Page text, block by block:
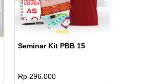
Seminar Kit PBB 15
Rp 296.000